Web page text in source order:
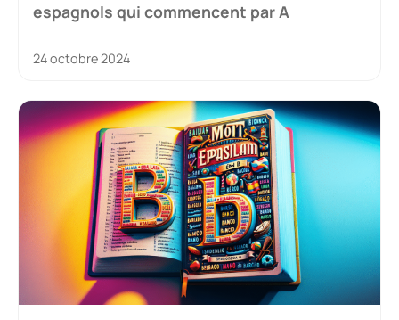
espagnols qui commencent par A
24 octobre 2024